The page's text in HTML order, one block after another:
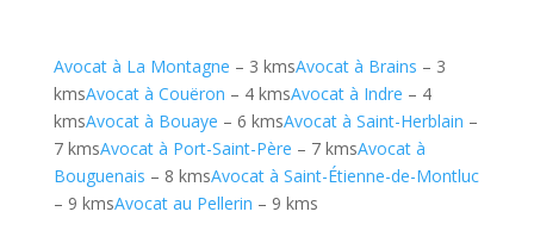
Avocat à La Montagne – 3 kmsAvocat à Brains – 3
kmsAvocat à Couëron – 4 kmsAvocat à Indre – 4
kmsAvocat à Bouaye – 6 kmsAvocat à Saint-Herblain –
7 kmsAvocat à Port-Saint-Père – 7 kmsAvocat à
Bouguenais – 8 kmsAvocat à Saint-Étienne-de-Montluc
– 9 kmsAvocat au Pellerin – 9 kms